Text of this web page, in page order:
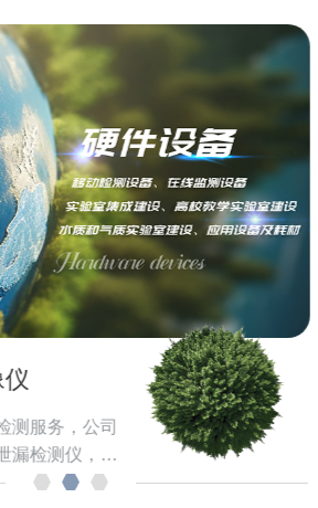
测服务，公司
漏检测仪，设
《加油站大